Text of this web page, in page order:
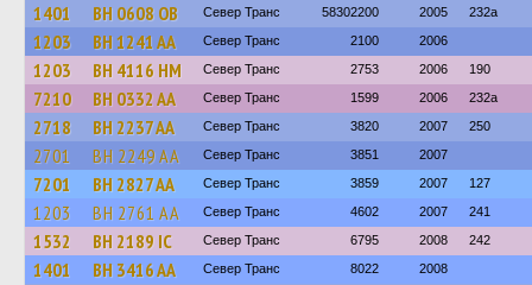
1401 BH 0608 OB Север Транс 58302200 2005 232а
1203 BH 1241 AA Север Транс 2100 2006
1203 BH 4116 HM Север Транс 2753 2006 190
7210 BH 0332 AA Север Транс 1599 2006 232а
2718 BH 2237 AA Север Транс 3820 2007 250
2701 BH 2249 AA Север Транс 3851 2007
7201 BH 2827 AA Север Транс 3859 2007 127
1203 BH 2761 AA Север Транс 4602 2007 241
1532 BH 2189 IC Север Транс 6795 2008 242
1401 BH 3416 AA Север Транс 8022 2008